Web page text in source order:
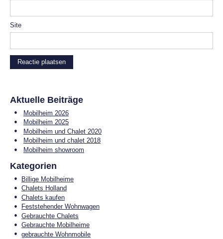
Site
Aktuelle Beiträge
Mobilheim 2026
Mobilheim 2025
Mobilheim und Chalet 2020
Mobilheim und chalet 2018
Mobilheim showroom
Kategorien
Billige Mobilheime
Chalets Holland
Chalets kaufen
Feststehender Wohnwagen
Gebrauchte Chalets
Gebrauchte Mobilheime
gebrauchte Wohnmobile